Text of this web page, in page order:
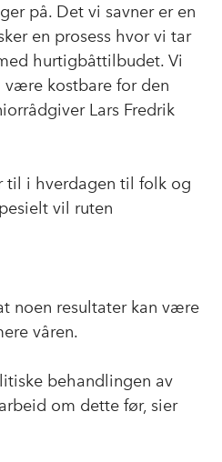
på. Det vi savner er en
en prosess hvor vi tar
hurtigbåttilbudet. Vi
kostbare for den
Lars Fredrik
til i hverdagen til folk og
vil ruten
noen resultater kan være
våren.
behandlingen av
om dette før, sier